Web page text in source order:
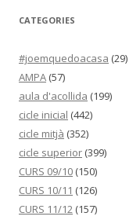
CATEGORIES
#joemquedoacasa (29)
AMPA (57)
aula d'acollida (199)
cicle inicial (442)
cicle mitjà (352)
cicle superior (399)
CURS 09/10 (150)
CURS 10/11 (126)
CURS 11/12 (157)